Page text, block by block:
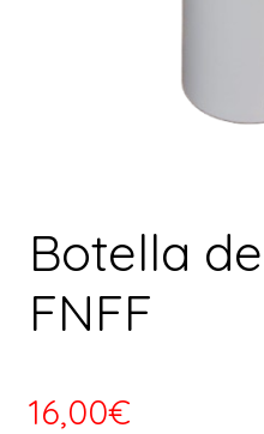
Botella
FNFF
16,00€